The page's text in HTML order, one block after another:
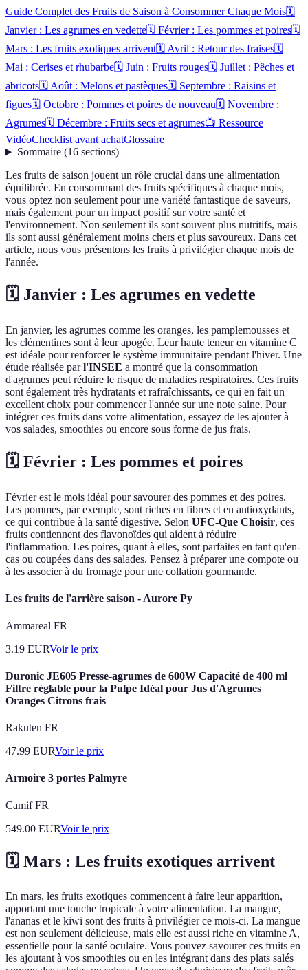
Guide Complet des Fruits de Saison à Consommer Chaque Mois🗓️
Janvier : Les agrumes en vedette🗓️ Février : Les pommes et poires🗓️
Mars : Les fruits exotiques arrivent🗓️ Avril : Retour des fraises🗓️
Mai : Cerises et rhubarbe🗓️ Juin : Fruits rouges🗓️ Juillet : Pêches et
abricots🗓️ Août : Melons et pastèques🗓️ Septembre : Raisins et
figues🗓️ Octobre : Pommes et poires de nouveau🗓️ Novembre :
Agrumes🗓️ Décembre : Fruits secs et agrumes📺 Ressource
VidéoChecklist avant achatGlossaire
Sommaire(16 sections)
Les fruits de saison jouent un rôle crucial dans une alimentation
équilibrée. En consommant des fruits spécifiques à chaque mois,
vous optez non seulement pour une variété fantastique de saveurs,
mais également pour un impact positif sur votre santé et
l'environnement. Non seulement ils sont souvent plus nutritifs, mais
ils sont aussi généralement moins chers et plus savoureux. Dans cet
article, nous vous présentons les fruits à privilégier chaque mois de
l'année.
🗓️ Janvier : Les agrumes en vedette
En janvier, les agrumes comme les oranges, les pamplemousses et
les clémentines sont à leur apogée. Leur haute teneur en vitamine C
est idéale pour renforcer le système immunitaire pendant l'hiver. Une
étude réalisée parl'INSEE a montré que la consommation
d'agrumes peut réduire le risque de maladies respiratoires. Ces fruits
sont également très hydratants et rafraîchissants, ce qui en fait un
excellent choix pour commencer l'année sur une note saine. Pour
intégrer ces fruits dans votre alimentation, essayez de les ajouter à
vos salades, smoothies ou encore sous forme de jus frais.
🗓️ Février : Les pommes et poires
Février est le mois idéal pour savourer des pommes et des poires.
Les pommes, par exemple, sont riches en fibres et en antioxydants,
ce qui contribue à la santé digestive. Selon UFC-Que Choisir, ces
fruits contiennent des flavonoïdes qui aident à réduire
l'inflammation. Les poires, quant à elles, sont parfaites en tant qu'en-
cas ou coupées dans des salades. Pensez à préparer une compote ou
à les associer à du fromage pour une collation gourmande.
Les fruits de l'arrière saison - Aurore Py
Ammareal FR
3.19 EURVoir le prix
Duronic JE605 Presse-agrumes de 600W Capacité de 400 ml
Filtre réglable pour la Pulpe Idéal pour Jus d'Agrumes
Oranges Citrons frais
Rakuten FR
47.99 EURVoir le prix
Armoire 3 portes Palmyre
Camif FR
549.00 EURVoir le prix
🗓️ Mars : Les fruits exotiques arrivent
En mars, les fruits exotiques commencent à faire leur apparition,
apportant une touche tropicale à votre alimentation. La mangue,
l'ananas et le kiwi sont des fruits à privilégier ce mois-ci. La mangue
est non seulement délicieuse, mais elle est aussi riche en vitamine A,
essentielle pour la santé oculaire. Vous pouvez savourer ces fruits en
les ajoutant à vos smoothies ou en les intégrant dans des plats salés